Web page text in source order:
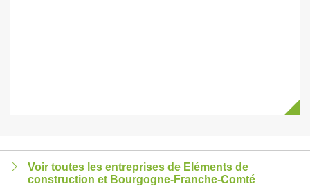
Voir toutes les entreprises de Eléments de
construction et Bourgogne-Franche-Comté